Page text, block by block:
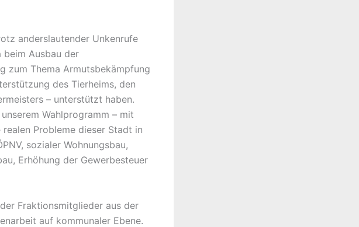
anderslautender Unkenrufe
Ausbau der
zum Thema Armutsbekämpfung
des Tierheims, den
– unterstützt haben.
Wahlprogramm – mit
Probleme dieser Stadt in
sozialer Wohnungsbau,
Erhöhung der Gewerbesteuer
Fraktionsmitglieder aus der
auf kommunaler Ebene.